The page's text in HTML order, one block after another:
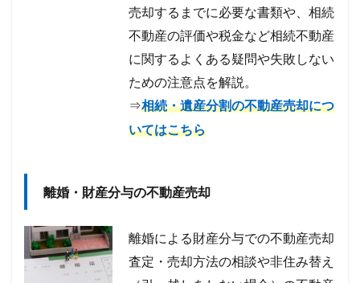
売却するまでに必要な書類や、相続
不動産の評価や税金など相続不動産
に関するよくある疑問や失敗しない
ための注意点を解説。
⇒相続・遺産分割の不動産売却につ
いてはこちら
離婚・財産分与の不動産売却
離婚による財産分与での不動産売却
査定・売却方法の相談や非住み替え